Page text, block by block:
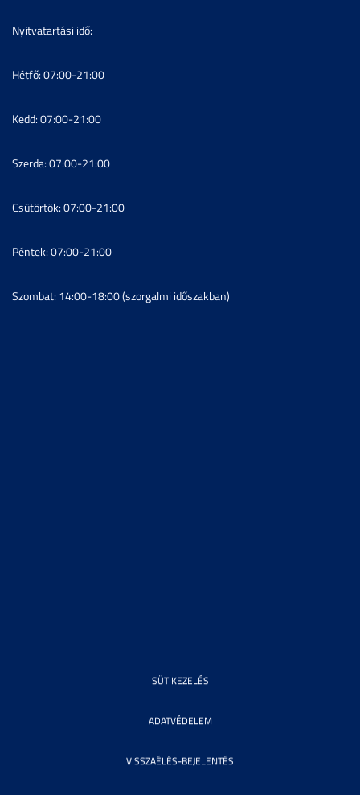
Nyitvatartási idő:
Hétfő: 07:00-21:00
Kedd: 07:00-21:00
Szerda: 07:00-21:00
Csütörtök: 07:00-21:00
Péntek: 07:00-21:00
Szombat: 14:00-18:00 (szorgalmi időszakban)
SÜTIKEZELÉS
ADATVÉDELEM
VISSZAÉLÉS-BEJELENTÉS